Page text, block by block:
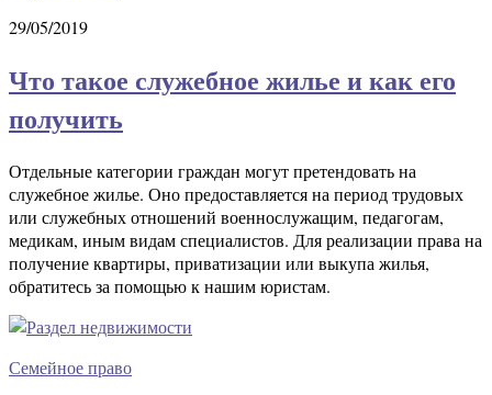
29/05/2019
Что такое служебное жилье и как его
получить
Отдельные категории граждан могут претендовать на
служебное жилье. Оно предоставляется на период трудовых
или служебных отношений военнослужащим, педагогам,
медикам, иным видам специалистов. Для реализации права на
получение квартиры, приватизации или выкупа жилья,
обратитесь за помощью к нашим юристам.
Семейное право